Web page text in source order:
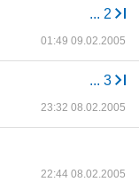
... 2
01:49 09.02.2005
... 3
23:32 08.02.2005
22:44 08.02.2005